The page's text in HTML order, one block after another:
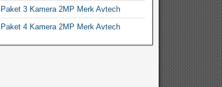
Paket 3 Kamera 2MP Merk Avtech
Paket 4 Kamera 2MP Merk Avtech